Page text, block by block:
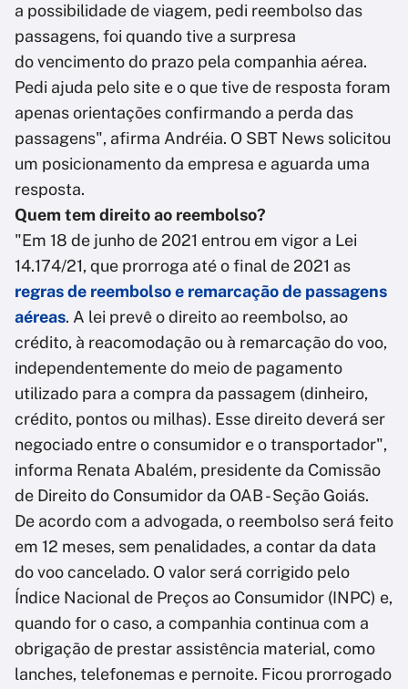
a possibilidade de viagem, pedi reembolso das
passagens, foi quando tive a surpresa
do vencimento do prazo pela companhia aérea.
Pedi ajuda pelo site e o que tive de resposta foram
apenas orientações confirmando a perda das
passagens", afirma Andréia. O SBT News solicitou
um posicionamento da empresa e aguarda uma
resposta.
Quem tem direito ao reembolso?
"Em 18 de junho de 2021 entrou em vigor a Lei
14.174/21, que prorroga até o final de 2021 as
regras de reembolso e remarcação de passagens
aéreas. A lei prevê o direito ao reembolso, ao
crédito, à reacomodação ou à remarcação do voo,
independentemente do meio de pagamento
utilizado para a compra da passagem (dinheiro,
crédito, pontos ou milhas). Esse direito deverá ser
negociado entre o consumidor e o transportador",
informa Renata Abalém, presidente da Comissão
de Direito do Consumidor da OAB - Seção Goiás.
De acordo com a advogada, o reembolso será feito
em 12 meses, sem penalidades, a contar da data
do voo cancelado. O valor será corrigido pelo
Índice Nacional de Preços ao Consumidor (INPC) e,
quando for o caso, a companhia continua com a
obrigação de prestar assistência material, como
lanches, telefonemas e pernoite. Ficou prorrogado